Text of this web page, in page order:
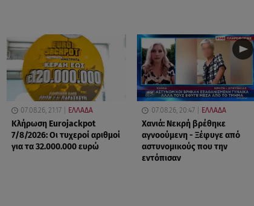
07.08.26, 21:17 ΕΛΛΑΔΑ
Κλήρωση Eurojackpot
7/8/2026: Οι τυχεροί αριθμοί
για τα 32.000.000 ευρώ
07.08.26, 20:47 ΕΛΛΑΔΑ
Χανιά: Νεκρή βρέθηκε
αγνοούμενη - Ξέφυγε από
αστυνομικούς που την
εντόπισαν